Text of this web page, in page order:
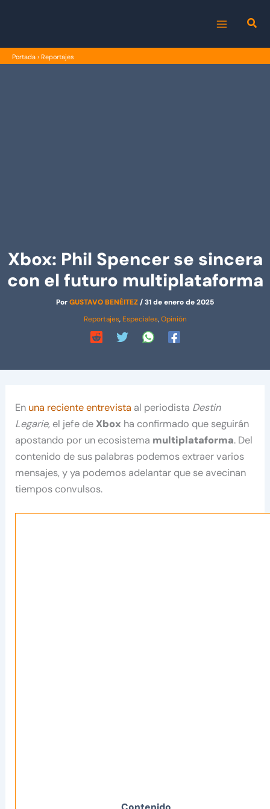
MENU
Portada › Reportajes
Xbox: Phil Spencer se sincera
con el futuro multiplataforma
PorGUSTAVO BENÉITEZ/31 de enero de 2025
Reportajes, Especiales,Opinión
En una reciente entrevista al periodista Destin
Legarie, el jefe de Xbox ha confirmado que seguirán
apostando por un ecosistema multiplataforma. Del
contenido de sus palabras podemos extraer varios
mensajes, y ya podemos adelantar que se avecinan
tiempos convulsos.